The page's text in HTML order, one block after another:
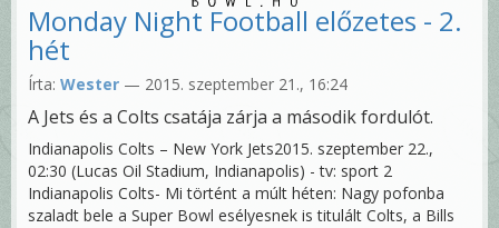
Monday Night Football előzetes - 2.
hét
Írta: Wester — 2015. szeptember 21., 16:24
A Jets és a Colts csatája zárja a második fordulót.
Indianapolis Colts – New York Jets2015. szeptember 22.,
02:30 (Lucas Oil Stadium, Indianapolis) - tv: sport 2
Indianapolis Colts- Mi történt a múlt héten: Nagy pofonba
szaladt bele a Super Bowl esélyesnek is titulált Colts, a Bills